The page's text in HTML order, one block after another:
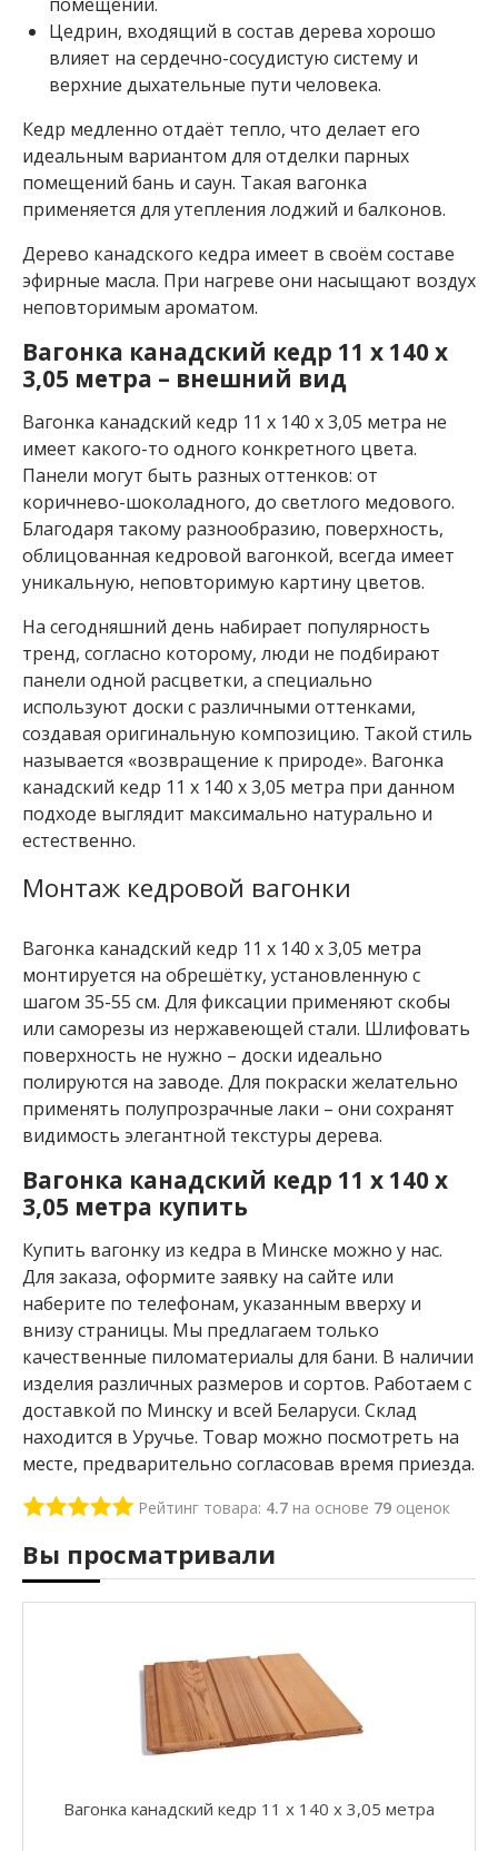
к
и
й
к
д
р
В
а
о
к
а
и
п
В
а
г
о
к
а
о
ь
х
а
В
а
г
о
н
к
о
ь
S
T
S
В
а
г
о
н
к
о
л
х
а
р
е
е
ч
н
а
я
В
а
г
о
к
а
о
Цедрин, входящий в состав дерева хорошо
влияет на сердечно-сосудистую систему и
верхние дыхательные пути человека.
Кедр медленно отдаёт тепло, что делает его
идеальным вариантом для отделки парных
помещений бань и саун. Такая вагонка
применяется для утепления лоджий и балконов.
Дерево канадского кедра имеет в своём составе
эфирные масла. При нагреве они насыщают воздух
неповторимым ароматом.
Вагонка канадский кедр 11 x 140 x
3,05 метра – внешний вид
Вагонка канадский кедр 11 x 140 x 3,05 метра не
имеет какого-то одного конкретного цвета.
Панели могут быть разных оттенков: от
коричнево-шоколадного, до светлого медового.
Благодаря такому разнообразию, поверхность,
облицованная кедровой вагонкой, всегда имеет
уникальную, неповторимую картину цветов.
На сегодняшний день набирает популярность
тренд, согласно которому, люди не подбирают
панели одной расцветки, а специально
используют доски с различными оттенками,
создавая оригинальную композицию. Такой стиль
называется «возвращение к природе». Вагонка
канадский кедр 11 x 140 x 3,05 метра при данном
подходе выглядит максимально натурально и
естественно.
Монтаж кедровой вагонки
Вагонка канадский кедр 11 x 140 x 3,05 метра
монтируется на обрешётку, установленную с
шагом 35-55 см. Для фиксации применяют скобы
или саморезы из нержавеющей стали. Шлифовать
поверхность не нужно – доски идеально
полируются на заводе. Для покраски желательно
применять полупрозрачные лаки – они сохранят
видимость элегантной текстуры дерева.
Вагонка канадский кедр 11 x 140 x
3,05 метра купить
Купить вагонку из кедра в Минске можно у нас.
Для заказа, оформите заявку на сайте или
наберите по телефонам, указанным вверху и
внизу страницы. Мы предлагаем только
качественные пиломатериалы для бани. В наличии
изделия различных размеров и сортов. Работаем с
доставкой по Минску и всей Беларуси. Склад
находится в Уручье. Товар можно посмотреть на
месте, предварительно согласовав время приезда.
Рейтинг товара: 4.7 на основе 79 оценок
Вы просматривали
Вагонка канадский кедр 11 x 140 x 3,05 метра